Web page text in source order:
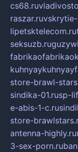
cs68.ru
raszar.ruvskrytie-
lipetsktelecom.ru
seksuzb.ru
store-brawl-
sindika-01.rusp-
e-abis-1-c.ru
store-
antenna-highly.ru
3-sex-porn.ru